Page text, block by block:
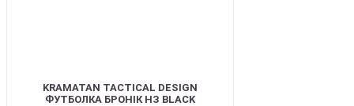
KRAMATAN TACTICAL DESIGN
ФУТБОЛКА БРОНІК НЗ BLACK